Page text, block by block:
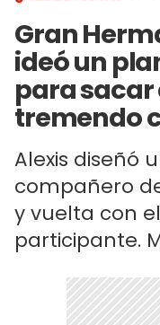
Gran
ideó un
para sacar
tremendo
Alexis diseñó
compañero
y vuelta con
participante.